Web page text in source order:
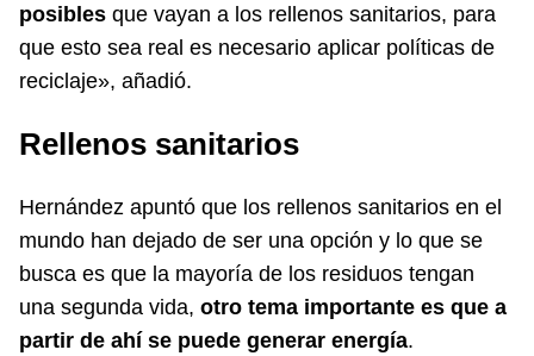
posibles que vayan a los rellenos sanitarios, para
que esto sea real es necesario aplicar políticas de
reciclaje», añadió.
Rellenos sanitarios
Hernández apuntó que los rellenos sanitarios en el
mundo han dejado de ser una opción y lo que se
busca es que la mayoría de los residuos tengan
una segunda vida, otro tema importante es que a
partir de ahí se puede generar energía.